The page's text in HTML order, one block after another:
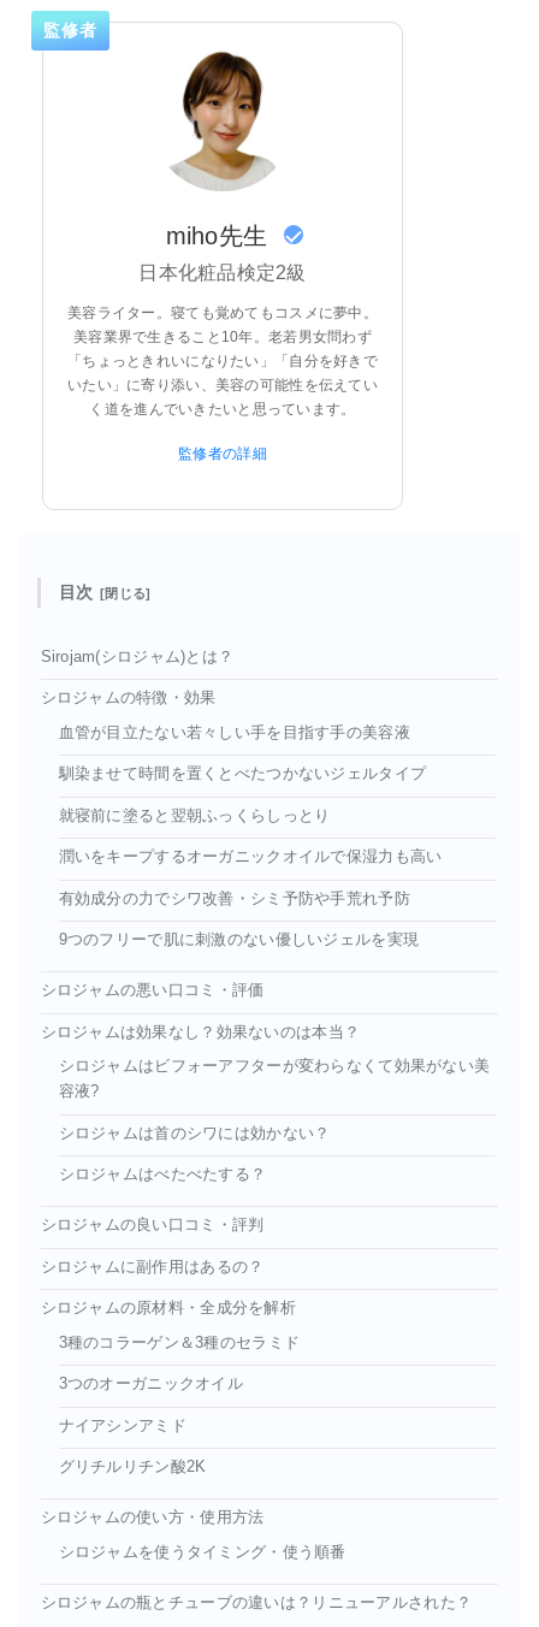
監修者
miho先生
日本化粧品検定2級
美容ライター。寝ても覚めてもコスメに夢中。
美容業界で生きること10年。老若男女問わず
「ちょっときれいになりたい」「自分を好きで
いたい」に寄り添い、美容の可能性を伝えてい
く道を進んでいきたいと思っています。
監修者の詳細
目次
Sirojam(シロジャム)とは？
シロジャムの特徴・効果
血管が目立たない若々しい手を目指す手の美容液
馴染ませて時間を置くとべたつかないジェルタイプ
就寝前に塗ると翌朝ふっくらしっとり
潤いをキープするオーガニックオイルで保湿力も高い
有効成分の力でシワ改善・シミ予防や手荒れ予防
9つのフリーで肌に刺激のない優しいジェルを実現
シロジャムの悪い口コミ・評価
シロジャムは効果なし？効果ないのは本当？
シロジャムはビフォーアフターが変わらなくて効果がない美
容液?
シロジャムは首のシワには効かない？
シロジャムはべたべたする？
シロジャムの良い口コミ・評判
シロジャムに副作用はあるの？
シロジャムの原材料・全成分を解析
3種のコラーゲン＆3種のセラミド
3つのオーガニックオイル
ナイアシンアミド
グリチルリチン酸2K
シロジャムの使い方・使用方法
シロジャムを使うタイミング・使う順番
シロジャムの瓶とチューブの違いは？リニューアルされた？